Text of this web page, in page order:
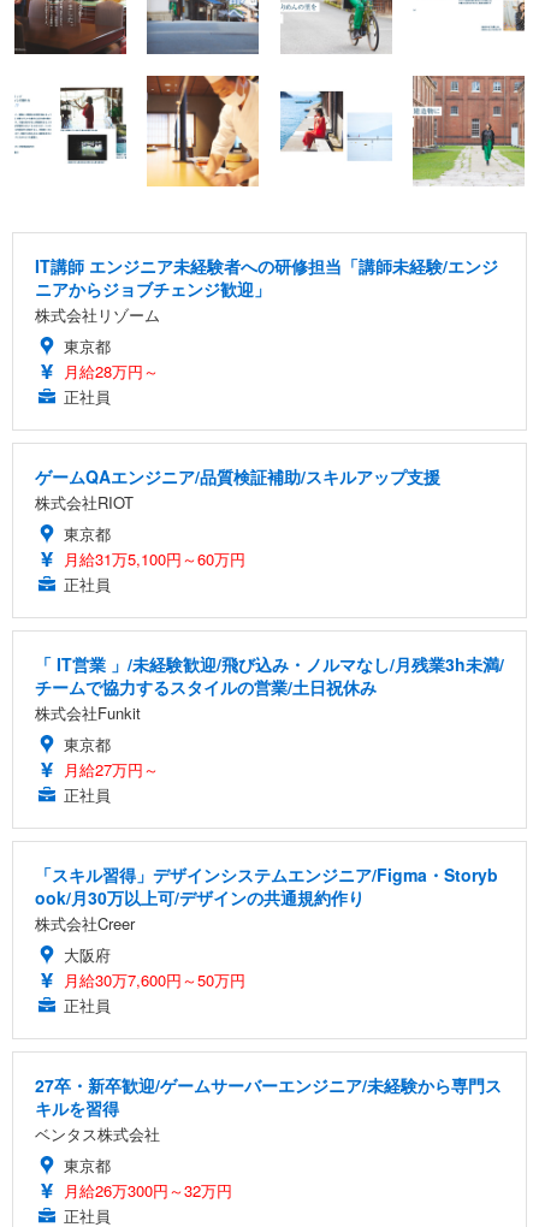
IT講師 エンジニア未経験者への研修担当「講師未経験/エンジ
ニアからジョブチェンジ歓迎」
株式会社リゾーム
東京都
月給28万円～
正社員
ゲームQAエンジニア/品質検証補助/スキルアップ支援
株式会社RIOT
東京都
月給31万5,100円～60万円
正社員
「 IT営業 」/未経験歓迎/飛び込み・ノルマなし/月残業3h未満/
チームで協力するスタイルの営業/土日祝休み
株式会社Funkit
東京都
月給27万円～
正社員
「スキル習得」デザインシステムエンジニア/Figma・Storyb
ook/月30万以上可/デザインの共通規約作り
株式会社Creer
大阪府
月給30万7,600円～50万円
正社員
27卒・新卒歓迎/ゲームサーバーエンジニア/未経験から専門ス
キルを習得
ベンタス株式会社
東京都
月給26万300円～32万円
正社員